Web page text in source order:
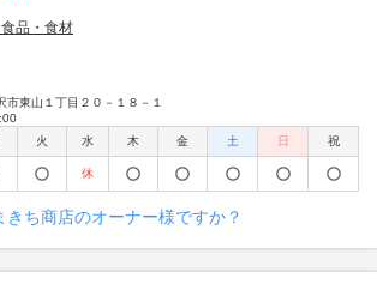
品・食材
市東山１丁目２０－１８－１
火 水 木 金 土 日 祝
休
きち商店のオーナー様ですか？